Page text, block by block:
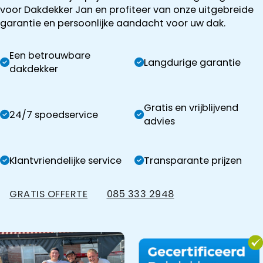
voor Dakdekker Jan en profiteer van onze uitgebreide
garantie en persoonlijke aandacht voor uw dak.
Een betrouwbare
dakdekker
Langdurige garantie
24/7 spoedservice
Gratis en vrijblijvend
advies
Klantvriendelijke service Transparante prijzen
GRATIS OFFERTE 085 333 2948